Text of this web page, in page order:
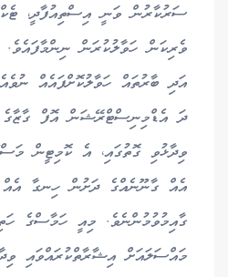
ސަރުކާރުން ވަނީ އިސްތިއުފާދީ،
ވެރިކަން ހަވާލުކުރަން
އަދި ބާރުތައް ހަވާލުކޮށްފައެއް
ދަ އެޑްމިނިސްޓްރޭޝަން އޮފް
ވިދާޅުވި ގޮތުގައި، އެ ކޮމިޓީން
އެއް ގާނޫނެއްގެ ދަށުން ހިނގާ
ގާއިމުވުމުންނެވެ. މިއީ ހަމާސްގެ
މައްސަލައަށް އިޝާރާތްކުރައްވައި